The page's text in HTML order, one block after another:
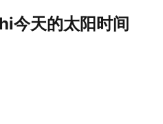
今天的太阳时间